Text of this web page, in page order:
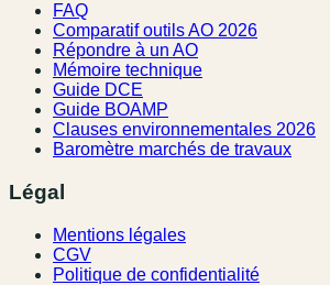
FAQ
Comparatif outils AO 2026
Répondre à un AO
Mémoire technique
Guide DCE
Guide BOAMP
Clauses environnementales 2026
Baromètre marchés de travaux
Légal
Mentions légales
CGV
Politique de confidentialité